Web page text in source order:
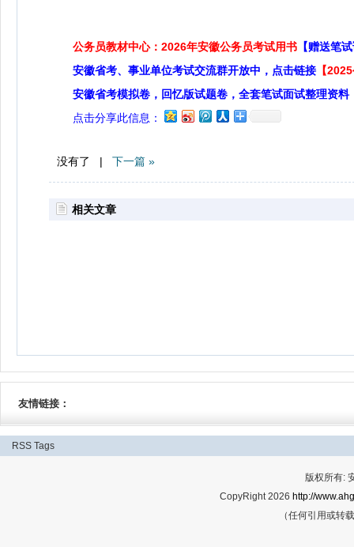
公务员教材中心：2026年安徽公务员考试用书 【赠送笔
安徽省考、事业单位考试交流群开放中，点击链接 【
安徽省考模拟卷，回忆版试题卷，全套笔试面试整理资料
点击分享此信息：
没有了 | 下一篇 »
相关文章
友情链接：
RSS Tags
版权所有:
CopyRight 2026 http://
（任何引用或转